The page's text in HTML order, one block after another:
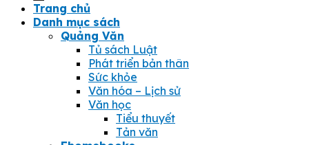
Trang chủ
Danh mục sách
Quảng Văn
Tủ sách Luật
Phát triển bản thân
Sức khỏe
Văn hóa – Lịch sử
Văn học
Tiểu thuyết
Tản văn